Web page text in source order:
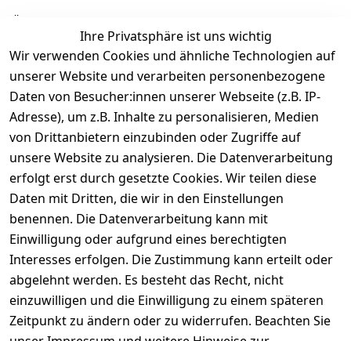
Ähnliche Produkte
Ihre Privatsphäre ist uns wichtig
Wir verwenden Cookies und ähnliche Technologien auf
unserer Website und verarbeiten personenbezogene
Daten von Besucher:innen unserer Webseite (z.B. IP-
Adresse), um z.B. Inhalte zu personalisieren, Medien
von Drittanbietern einzubinden oder Zugriffe auf
unsere Website zu analysieren. Die Datenverarbeitung
erfolgt erst durch gesetzte Cookies. Wir teilen diese
Daten mit Dritten, die wir in den Einstellungen
benennen. Die Datenverarbeitung kann mit
Einwilligung oder aufgrund eines berechtigten
Interesses erfolgen. Die Zustimmung kann erteilt oder
abgelehnt werden. Es besteht das Recht, nicht
einzuwilligen und die Einwilligung zu einem späteren
Zeitpunkt zu ändern oder zu widerrufen. Beachten Sie
Rechtliches
AGB
Impressum
Datenschutze
rklärung
Barrierefreihe
itserklärung
Widerrufsrec
ht
Über uns
Kontakt
Registrieren
Kataloge zum
Download
Pflege &
Kundendienst
Kiefermöbel
Hilfe
Wir
versenden
mit
Zahle
bequem per